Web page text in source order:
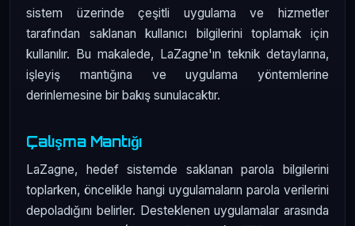
sistem üzerinde çeşitli uygulama ve hizmetler
tarafından saklanan kullanıcı bilgilerini toplamak için
kullanılır. Bu makalede, LaZagne'ın teknik detaylarına,
işleyiş mantığına ve uygulama yöntemlerine
derinlemesine bir bakış sunulacaktır.
Çalışma Mantığı
LaZagne, hedef sistemde saklanan parola bilgilerini
toplarken, öncelikle hangi uygulamaların parola verilerini
depoladığını belirler. Desteklenen uygulamalar arasında